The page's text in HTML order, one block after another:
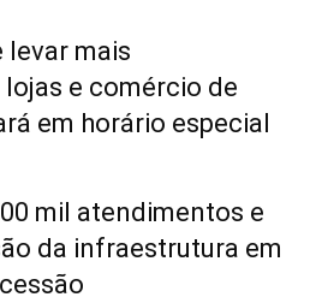
levar mais
e comércio de
em horário especial
mil atendimentos e
da infraestrutura em